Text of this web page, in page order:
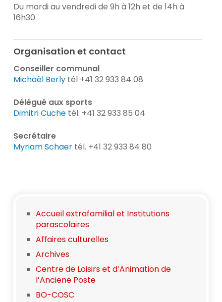
Du mardi au vendredi de 9h à 12h et de 14h à
16h30
Organisation et contact
Conseiller communal
Michaël Berlytél +41 32 933 84 08
Délégué aux sports
Dimitri Cuchetél. +41 32 933 85 04
Secrétaire
Myriam Schaertél. +41 32 933 84 80
Accueil extrafamilial et Institutions
parascolaires
Affaires culturelles
Archives
Centre de Loisirs et d’Animation de
l’Anciene Poste
BO-COSC